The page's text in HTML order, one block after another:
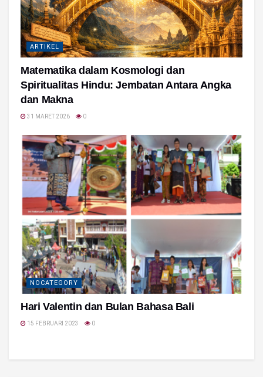
ARTIKEL
Matematika dalam Kosmologi dan
Spiritualitas Hindu: Jembatan Antara Angka
dan Makna
31 MARET 2026 0
NOCATEGORY
Hari Valentin dan Bulan Bahasa Bali
15 FEBRUARI 2023 0